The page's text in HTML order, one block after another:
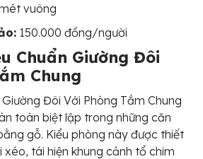
vuông
150.000 đồng/người
Chuẩn Giường Đôi
Chung
Đôi Với Phòng Tắm Chung
toàn biệt lập trong những căn
gỗ. Kiểu phòng này được thiết
tái hiện khung cảnh tổ chim